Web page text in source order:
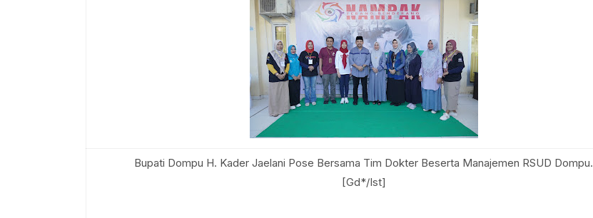
Bupati Dompu H. Kader Jaelani Pose Bersama Tim Dokter Beserta Manajemen RSUD Dompu.
[Gd*/Ist]